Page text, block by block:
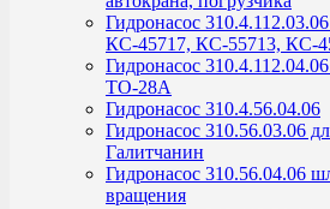
Гидронасос
КС-45717, КС-55713, КС-
Гидронасос
ТО-28А
Гидронасос 310.4.56.04.06
Гидронасос 310.56.03.06
Галитчанин
Гидронасос 310.56.04.06
вращения